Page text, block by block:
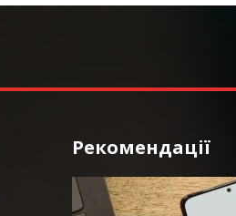
Рекомендації